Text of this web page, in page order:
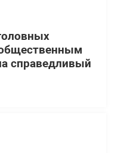
справедливый